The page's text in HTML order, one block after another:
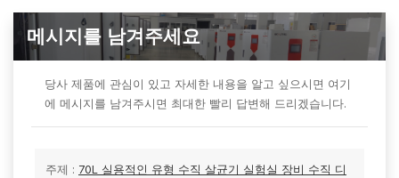
메시지를 남겨주세요
당사 제품에 관심이 있고 자세한 내용을 알고 싶으시면 여기
에 메시지를 남겨주시면 최대한 빨리 답변해 드리겠습니다.
주제 : 70L 실용적인 유형 수직 살균기 실험실 장비 수직 디